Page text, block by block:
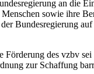
an die
sowie ihre
Bundesregierung
des vzbv
zur Schaffung